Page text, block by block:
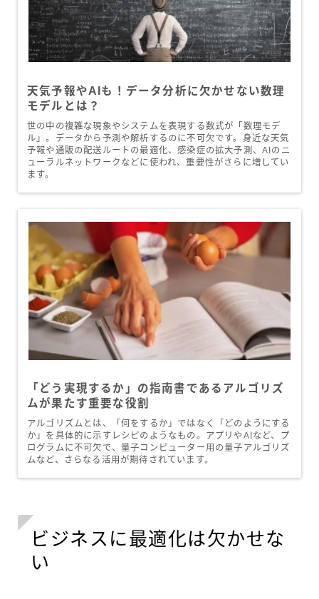
天気予報やAIも！データ分析に欠かせない数理
モデルとは？
世の中の複雑な現象やシステムを表現する数式が「数理モデ
ル」。データから予測や解析するのに不可欠です。身近な天気
予報や通販の配送ルートの最適化、感染症の拡大予測、AIのニ
ューラルネットワークなどに使われ、重要性がさらに増してい
ます。
「どう実現するか」の指南書であるアルゴリズ
ムが果たす重要な役割
アルゴリズムとは、「何をするか」ではなく「どのようにする
か」を具体的に示すレシピのようなもの。アプリやAIなど、プ
ログラムに不可欠で、量子コンピューター用の量子アルゴリズ
ムなど、さらなる活用が期待されています。
ビジネスに最適化は欠かせな
い